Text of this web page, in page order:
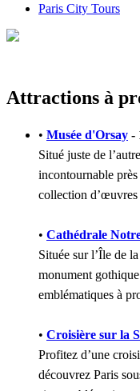
Paris City Tours
Attractions à
• Musée d'Orsay -
Situé juste de
incontournable
collection d’œuvres
• Cathédrale
Située sur l’Île de
monument
emblématiques à
• Croisière sur la
Profitez d’une
découvrez Paris